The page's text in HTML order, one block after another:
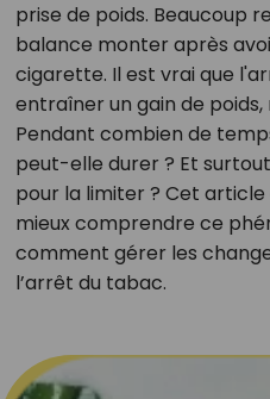
prise de poids. Beaucoup
balance monter après
cigarette. Il est vrai que
entraîner un gain de
Pendant combien de
peut-elle durer ? Et
pour la limiter ? Cet
mieux comprendre ce
comment gérer les
l’arrêt du tabac.